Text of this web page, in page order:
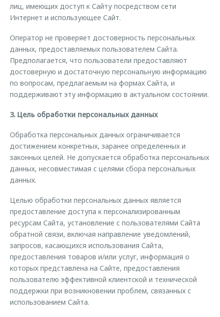
лиц, имеющих доступ к Сайту посредством сети
Интернет и использующее Сайт.
Оператор не проверяет достоверность персональных
данных, предоставляемых пользователем Сайта.
Предполагается, что пользователи предоставляют
достоверную и достаточную персональную информацию
по вопросам, предлагаемым на формах Сайта, и
поддерживают эту информацию в актуальном состоянии.
3. Цель обработки персональных данных
Обработка персональных данных ограничивается
достижением конкретных, заранее определенных и
законных целей. Не допускается обработка персональных
данных, несовместимая с целями сбора персональных
данных.
Целью обработки персональных данных является
предоставление доступа к персонализированным
ресурсам Сайта, установление с пользователями Сайта
обратной связи, включая направление уведомлений,
запросов, касающихся использования Сайта,
предоставления товаров и/или услуг, информация о
которых представлена на Сайте, предоставления
пользователю эффективной клиентской и технической
поддержки при возникновении проблем, связанных с
использованием Сайта.